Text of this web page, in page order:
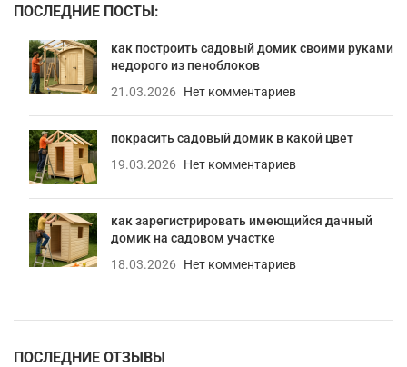
ПОСЛЕДНИЕ ПОСТЫ:
как построить садовый домик своими руками
недорого из пеноблоков
21.03.2026
Нет комментариев
покрасить садовый домик в какой цвет
19.03.2026
Нет комментариев
как зарегистрировать имеющийся дачный
домик на садовом участке
18.03.2026
Нет комментариев
ПОСЛЕДНИЕ ОТЗЫВЫ